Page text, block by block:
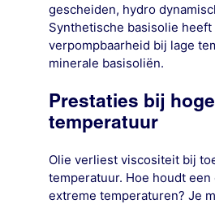
gescheiden, hydro
Synthetische basisolie
verpompbaarheid bij lage
minerale basisoliën.
Prestaties bij hoge
temperatuur
Olie verliest viscositeit bij
temperatuur. Hoe houdt een
extreme temperaturen? Je